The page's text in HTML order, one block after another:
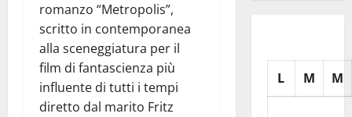
romanzo “Metropolis”,
scritto in contemporanea
alla sceneggiatura per il
film di fantascienza più
influente di tutti i tempi
diretto dal marito Fritz
L M M